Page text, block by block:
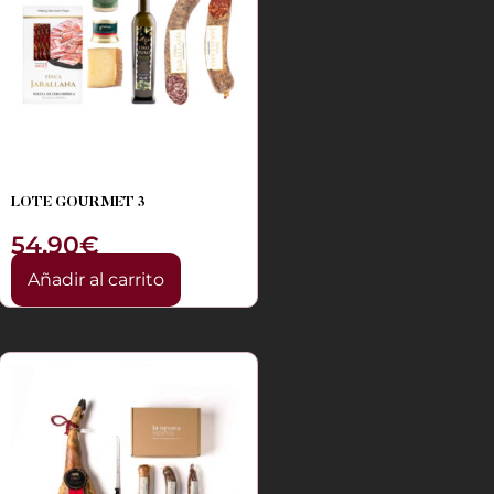
LOTE GOURMET 3
54,90€
Añadir al carrito